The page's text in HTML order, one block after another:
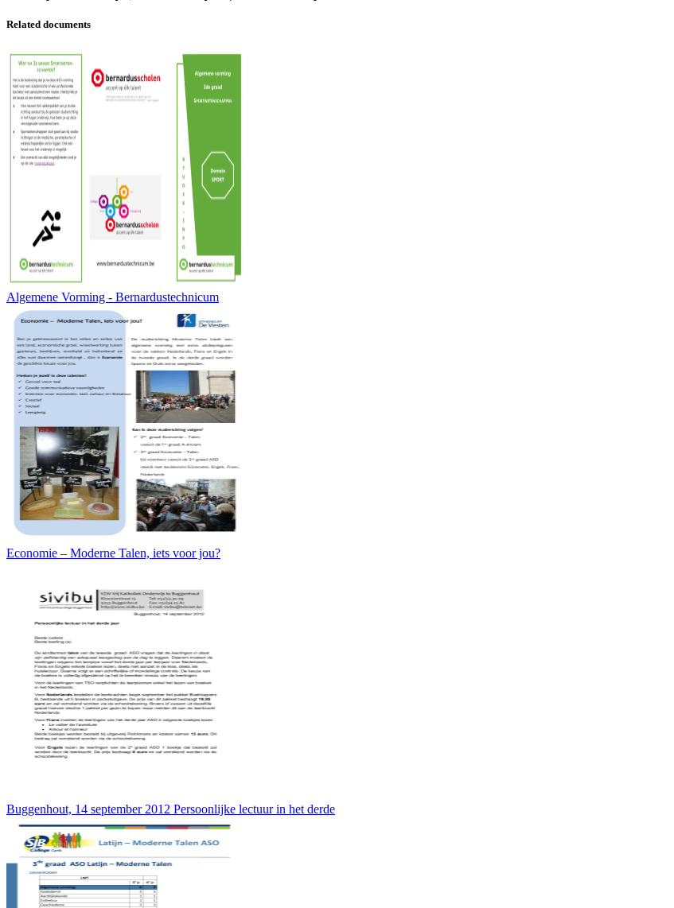
Related documents
Algemene Vorming - Bernardustechnicum
Economie – Moderne Talen, iets voor jou?
Buggenhout, 14 september 2012 Persoonlijke lectuur in het derde